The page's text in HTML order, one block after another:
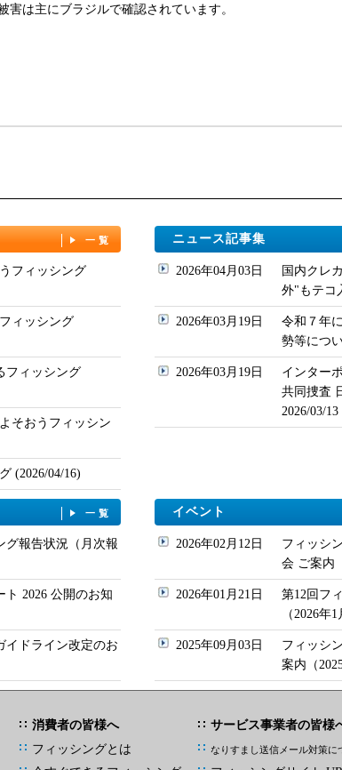
は主にブラジルで確認されています。
一覧
フィッシング
ィッシング
フィッシング
そおうフィッシン
(2026/04/16)
ニュース記事集
2026年04月03日
国内クレ
外"もテコ
2026年03月19日
令和７年
勢等につ
2026年03月19日
インター
共同捜査
2026/03/
一覧
グ報告状況（月次報
2026 公開のお知
イドライン改定のお
イベント
2026年02月12日
フィッシ
会 ご案内
2026年01月21日
第12回フ
（2026年
2025年09月03日
フィッシ
案内（
消費者の皆様へ
フィッシングとは
サービス事業者の皆様
なりすまし送信メール対策に